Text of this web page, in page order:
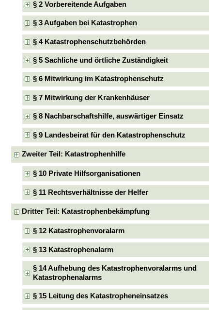
§ 2 Vorbereitende Aufgaben
§ 3 Aufgaben bei Katastrophen
§ 4 Katastrophenschutzbehörden
§ 5 Sachliche und örtliche Zuständigkeit
§ 6 Mitwirkung im Katastrophenschutz
§ 7 Mitwirkung der Krankenhäuser
§ 8 Nachbarschaftshilfe, auswärtiger Einsatz
§ 9 Landesbeirat für den Katastrophenschutz
Zweiter Teil: Katastrophenhilfe
§ 10 Private Hilfsorganisationen
§ 11 Rechtsverhältnisse der Helfer
Dritter Teil: Katastrophenbekämpfung
§ 12 Katastrophenvoralarm
§ 13 Katastrophenalarm
§ 14 Aufhebung des Katastrophenvoralarms und
Katastrophenalarms
§ 15 Leitung des Katastropheneinsatzes